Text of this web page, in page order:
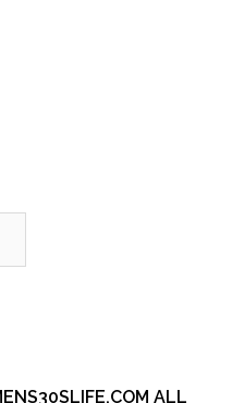
ALL